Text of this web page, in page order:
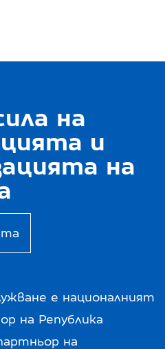
на
и
на
е националният
на Република
на